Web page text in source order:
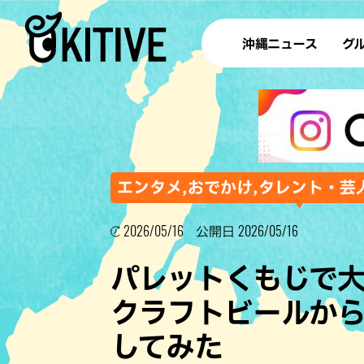
沖縄ニュース グ
ラ
テイ
すし
沖
ステー
その他
エンタメ,おでかけ,タレント・芸
2026/05/16 公開日 2026/05/16
パレットくもじで
クラフトビールか
してみた